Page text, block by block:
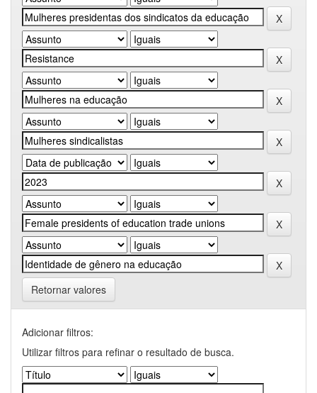
Retornar valores
Adicionar filtros:
Utilizar filtros para refinar o resultado de busca.